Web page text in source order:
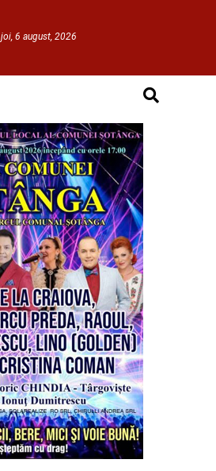
joi, 6 august, 2026